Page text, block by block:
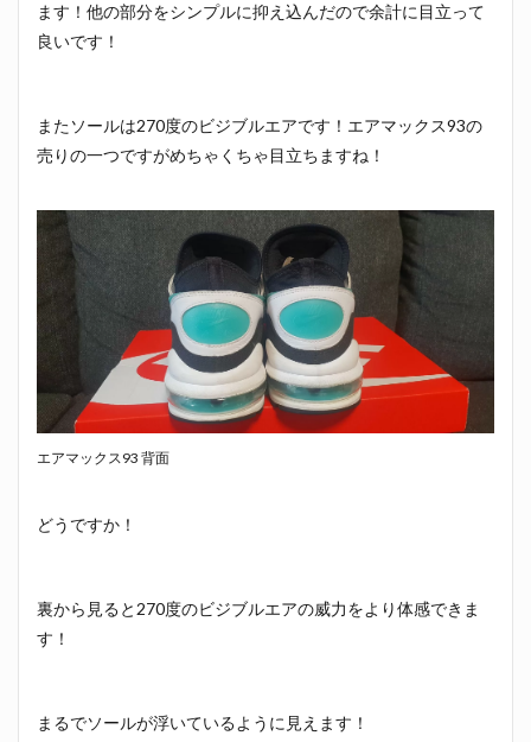
ます！他の部分をシンプルに抑え込んだので余計に目立って
良いです！
またソールは270度のビジブルエアです！エアマックス93の
売りの一つですがめちゃくちゃ目立ちますね！
エアマックス93 背面
どうですか！
裏から見ると270度のビジブルエアの威力をより体感できま
す！
まるでソールが浮いているように見えます！